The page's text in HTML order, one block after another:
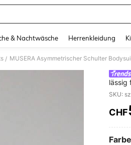
& Nachtwäsche Herrenkleidung
/ MUSERA Asymmetrischer Schulter
lässig
CHF